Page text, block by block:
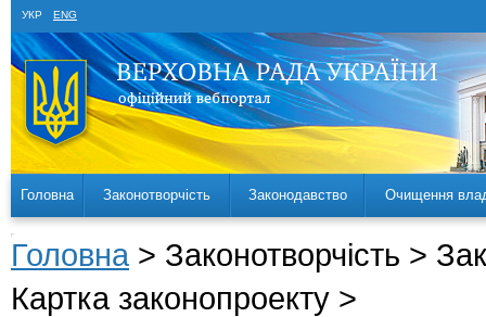
УКР ENG
Головна Законотворчість Законодавство Очищення
Головна > Законотворчість >
Картка законопроекту >